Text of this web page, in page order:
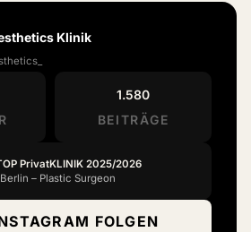
Klinik
1.580
BEITRÄGE
PrivatKLINIK 2025/2026
– Plastic Surgeon
FOLGEN